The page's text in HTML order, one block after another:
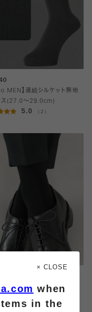
MEN】連続シルケット無地
ス(27.0～29.0cm)
5.0 （2）
MEN】【定番】スーピマコッ
4.0（6）
× CLOSE
when
in the